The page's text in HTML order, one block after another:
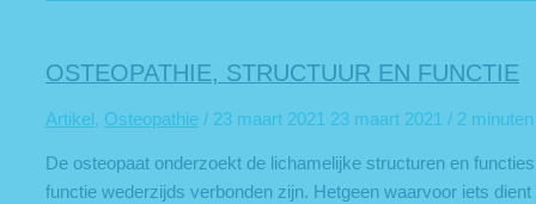
OSTEOPATHIE, STRUCTUUR EN FUNCTIE
Artikel, Osteopathie / 23 maart 2021 23 maart 2021 / 2
De osteopaat onderzoekt de lichamelijke structuren en
functie wederzijds verbonden zijn. Hetgeen waarvoor iets